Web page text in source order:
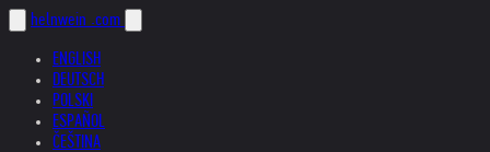
helnwein .com
ENGLISH
DEUTSCH
POLSKI
ESPAÑOL
ČEŠTINA